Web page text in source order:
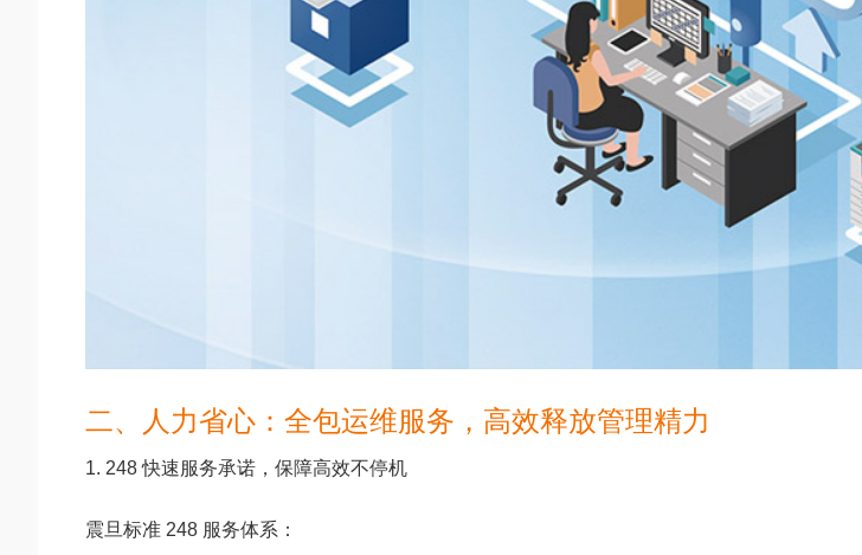
二、人力省心：全包运维服务，高效释放管理精力
1. 248 快速服务承诺，保障高效不停机
震旦标准 248 服务体系：